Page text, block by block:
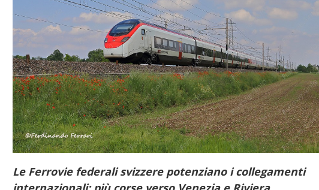
Le Ferrovie federali svizzere potenziano i collegamenti